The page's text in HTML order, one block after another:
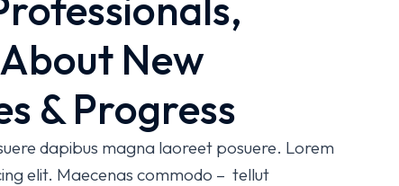
New
& Progress
dapibus magna laoreet posuere. Lorem
elit. Maecenas commodo – tellut